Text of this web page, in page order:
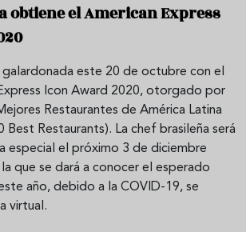
obtiene el American Express
galardonada este 20 de octubre con el
Icon Award 2020, otorgado por
Restaurantes de América Latina
Best Restaurants). La chef brasileña será
especial el próximo 3 de diciembre
que se dará a conocer el esperado
año, debido a la COVID-19, se
virtual.